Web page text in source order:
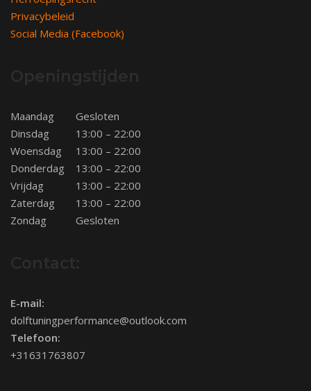
Privacybeleid
Social Media (Facebook)
Maandag
Gesloten
Dinsdag
13:00 – 22:00
Woensdag
13:00 – 22:00
Donderdag
13:00 – 22:00
Vrijdag
13:00 – 22:00
Zaterdag
13:00 – 22:00
Zondag
Gesloten
E-mail:
dolftuningperformance@outlook.com
Telefoon:
+31631763807